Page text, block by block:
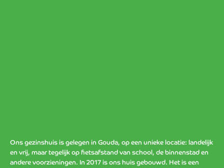
Ons gezinshuis is gelegen in Gouda, op een unieke locatie: landelijk
en vrij, maar tegelijk op fietsafstand van school, de binnenstad en
andere voorzieningen. In 2017 is ons huis gebouwd. Het is een